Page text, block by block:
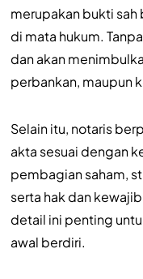
merupakan bukti sah
di mata hukum.
dan akan
perbankan, maupun
Selain itu, notaris
akta sesuai dengan
pembagian saham,
serta hak dan
detail ini penting
awal berdiri.